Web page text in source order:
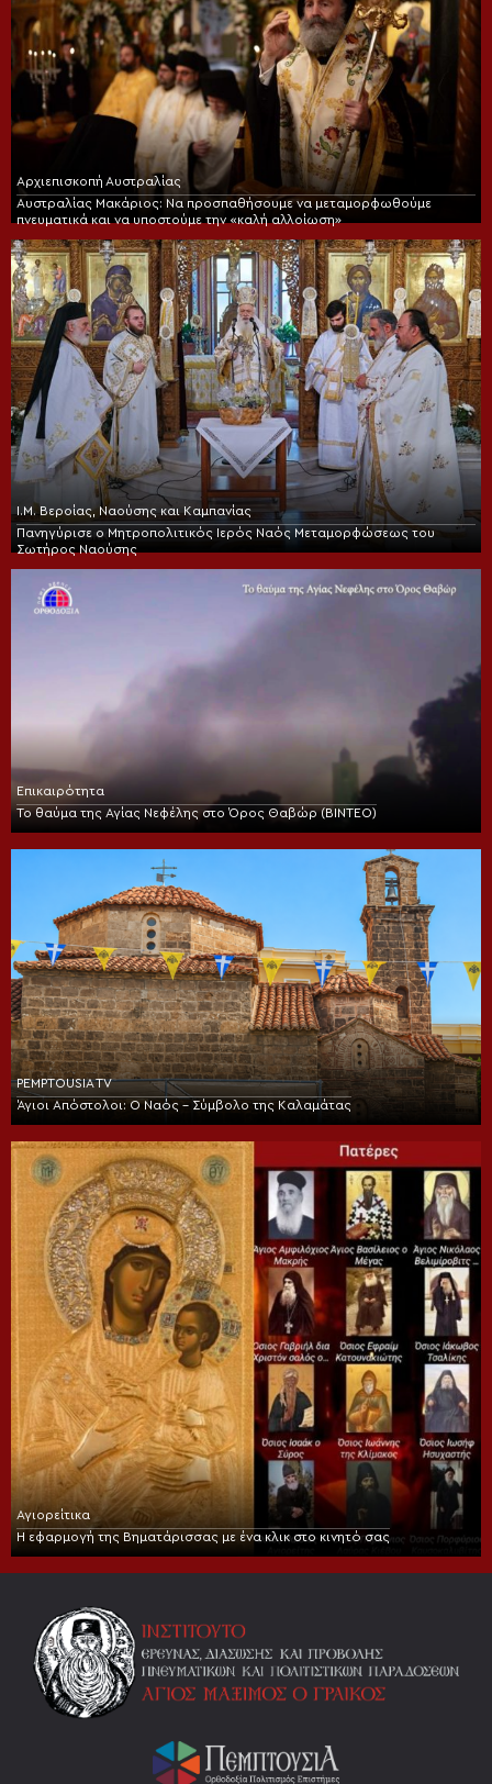
Αρχιεπισκοπή Αυστραλίας
Αυστραλίας Μακάριος: Να προσπαθήσουμε να μεταμορφωθούμε
πνευματικά και να υποστούμε την «καλή αλλοίωση»
Ι.Μ. Βεροίας, Ναούσης και Καμπανίας
Πανηγύρισε ο Μητροπολιτικός Ιερός Ναός Μεταμορφώσεως του
Σωτήρος Ναούσης
Επικαιρότητα
Το θαύμα της Αγίας Νεφέλης στο Όρος Θαβώρ (ΒΙΝΤΕΟ)
PEMPTOUSIA TV
Άγιοι Απόστολοι: Ο Ναός – Σύμβολο της Καλαμάτας
Αγιορείτικα
Η εφαρμογή της Βηματάρισσας με ένα κλικ στο κινητό σας